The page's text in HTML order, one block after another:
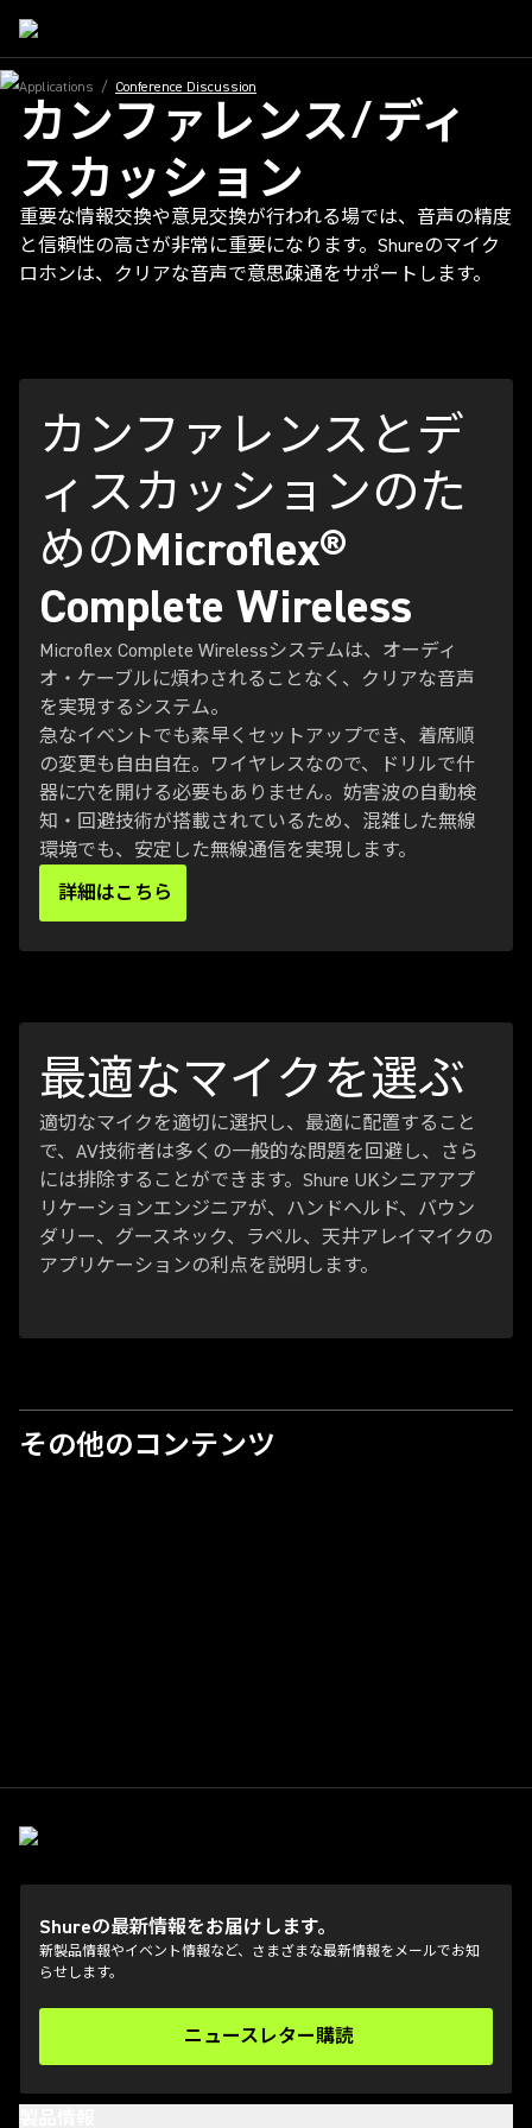
Applications / Conference Discussion
カンファレンス/ディ
スカッション
重要な情報交換や意見交換が行われる場では、音声の精度
と信頼性の高さが非常に重要になります。Shureのマイク
ロホンは、クリアな音声で意思疎通をサポートします。
カンファレンスとデ
ィスカッションのた
めのMicroflex®
Complete Wireless
Microflex Complete Wirelessシステムは、オーディ
オ・ケーブルに煩わされることなく、クリアな音声
を実現するシステム。
急なイベントでも素早くセットアップでき、着席順
の変更も自由自在。ワイヤレスなので、ドリルで什
器に穴を開ける必要もありません。妨害波の自動検
知・回避技術が搭載されているため、混雑した無線
環境でも、安定した無線通信を実現します。
詳細はこちら
最適なマイクを選ぶ
適切なマイクを適切に選択し、最適に配置すること
で、AV技術者は多くの一般的な問題を回避し、さら
には排除することができます。Shure UKシニアアプ
リケーションエンジニアが、ハンドヘルド、バウン
ダリー、グースネック、ラペル、天井アレイマイクの
アプリケーションの利点を説明します。
その他のコンテンツ
Shureの最新情報をお届けします。
新製品情報やイベント情報など、さまざまな最新情報をメールでお知
らせします。
ニュースレター購読
(Opens in a new tab)